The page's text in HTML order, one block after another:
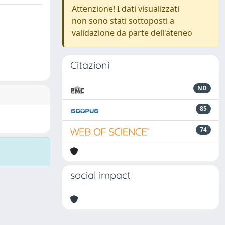
Attenzione! I dati visualizzati
non sono stati sottoposti a
validazione da parte dell'ateneo
Citazioni
ND
85
74
social impact